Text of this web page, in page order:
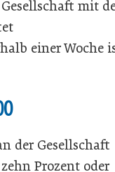
mit
einer Woche
der Gesellschaft
Prozent oder